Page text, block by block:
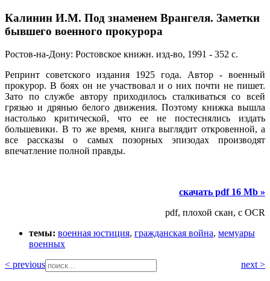
Калинин И.М. Под знаменем Врангеля. Заметки
бывшего военного прокурора
Ростов-на-Дону: Ростовское книжн. изд-во, 1991 - 352 с.
Репринт советского издания 1925 года. Автор - военный
прокурор. В боях он не участвовал и о них почти не пишет.
Зато по службе автору приходилось сталкиваться со всей
грязью и дрянью белого движения. Поэтому книжка вышла
настолько критической, что ее не постеснялись издать
большевики. В то же время, книга выглядит откровенной, а
все рассказы о самых позорных эпизодах производят
впечатление полной правды.
скачать pdf 16 Mb »
pdf, плохой скан, с OCR
темы: военная юстиция, гражданская война, мемуары
военных
< previous
next >